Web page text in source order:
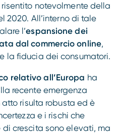
risentito notevolmente della
2020. All’interno di tale
l’espansione dei
dal commercio online,
la fiducia dei consumatori.
relativo all’Europa ha
recente emergenza
risulta robusta ed è
e i rischi che
crescita sono elevati, ma